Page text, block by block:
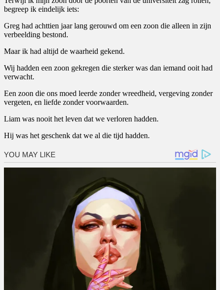
begreep ik eindelijk iets:
Greg had achttien jaar lang gerouwd om een zoon die alleen in zijn
verbeelding bestond.
Maar ik had altijd de waarheid gekend.
Wij hadden een zoon gekregen die sterker was dan iemand ooit had
verwacht.
Een zoon die ons moed leerde zonder wreedheid, vergeving zonder
vergeten, en liefde zonder voorwaarden.
Liam was nooit het leven dat we verloren hadden.
Hij was het geschenk dat we al die tijd hadden.